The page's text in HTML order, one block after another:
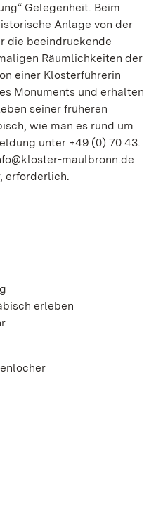
Gelegenheit. Beim
Anlage von der
die beeindruckende
Räumlichkeiten der
einer Klosterführerin
Monuments und erhalten
seiner früheren
wie man es rund um
unter +49 (0) 70 43.
maulbronn.de
erforderlich.
erleben